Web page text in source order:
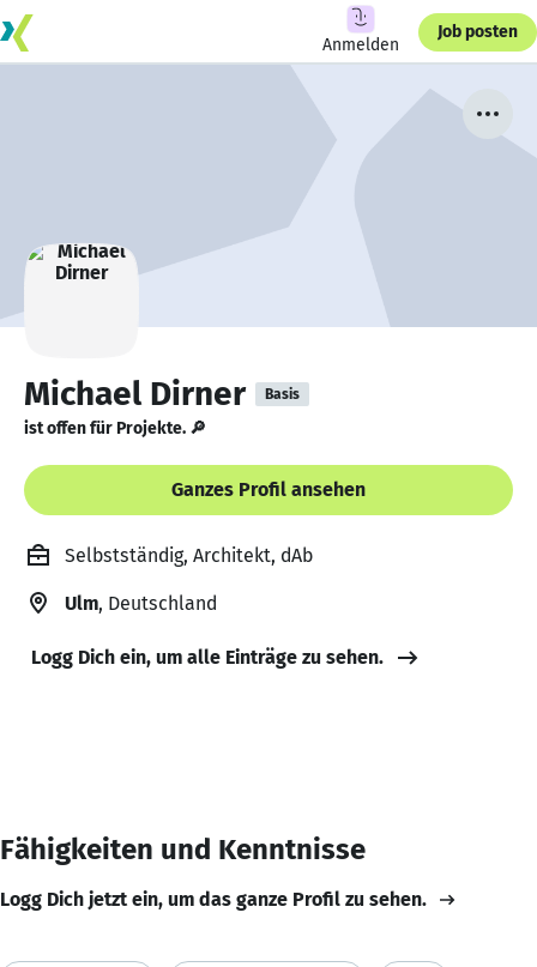
Anmelden
Job posten
Michael Dirner Basis
ist offen für Projekte. 🔎
Ganzes Profil ansehen
Selbstständig, Architekt, dAb
Ulm, Deutschland
Logg Dich ein, um alle Einträge zu sehen.
Fähigkeiten und Kenntnisse
Logg Dich jetzt ein, um das ganze Profil zu sehen.